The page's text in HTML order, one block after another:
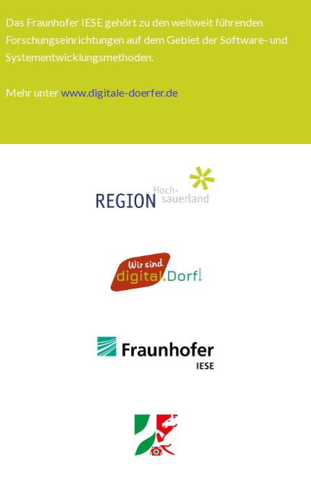
Das Fraunhofer IESE gehört zu den weltweit führenden
Forschungseinrichtungen auf dem Gebiet der Software- und
Systementwicklungsmethoden.
Mehr unterwww.digitale-doerfer.de